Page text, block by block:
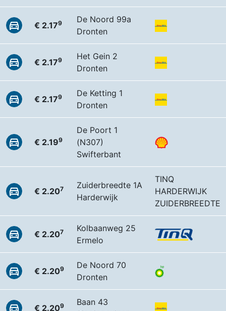
€ 2.179
De Noord 99a
Dronten
€ 2.179
Het Gein 2
Dronten
€ 2.179
De Ketting 1
Dronten
€ 2.199
De Poort 1
(N307)
Swifterbant
€ 2.207
Zuiderbreedte 1A
Harderwijk
TINQ
HARDERWIJK
ZUIDERBREEDTE
€ 2.207
Kolbaanweg 25
Ermelo
€ 2.209
De Noord 70
Dronten
€ 2.209
Baan 43